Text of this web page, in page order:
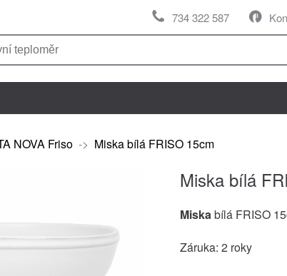
734 322 587
NOVA Friso -> Miska bílá FRISO 15cm
Miska bílá
Miskabílá FRISO
Záruka: 2 roky